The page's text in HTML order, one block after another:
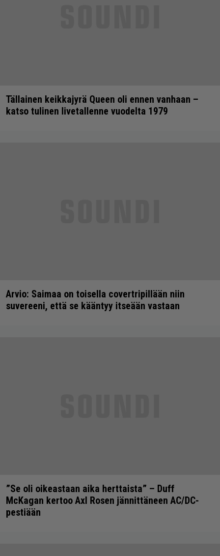
Tällainen keikkajyrä Queen oli ennen vanhaan –
katso tulinen livetallenne vuodelta 1979
Arvio: Saimaa on toisella covertripillään niin
suvereeni, että se kääntyy itseään vastaan
”Se oli oikeastaan aika herttaista” – Duff
McKagan kertoo Axl Rosen jännittäneen AC/DC-
pestiään